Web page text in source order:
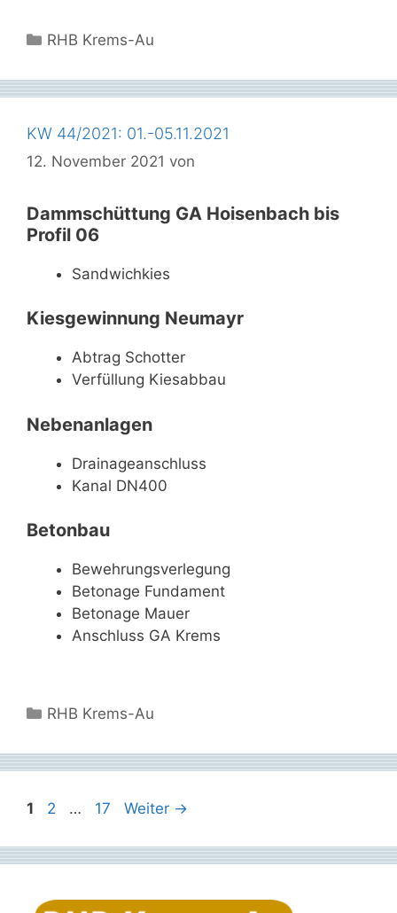
Kategorien
RHB Krems-Au
KW 44/2021: 01.-05.11.2021
12. November 2021 von
Dammschüttung GA Hoisenbach bis
Profil 06
Sandwichkies
Kiesgewinnung Neumayr
Abtrag Schotter
Verfüllung Kiesabbau
Nebenanlagen
Drainageanschluss
Kanal DN400
Betonbau
Bewehrungsverlegung
Betonage Fundament
Betonage Mauer
Anschluss GA Krems
Kategorien
RHB Krems-Au
Seite
1 Seite
2 … Seite
17 Weiter →